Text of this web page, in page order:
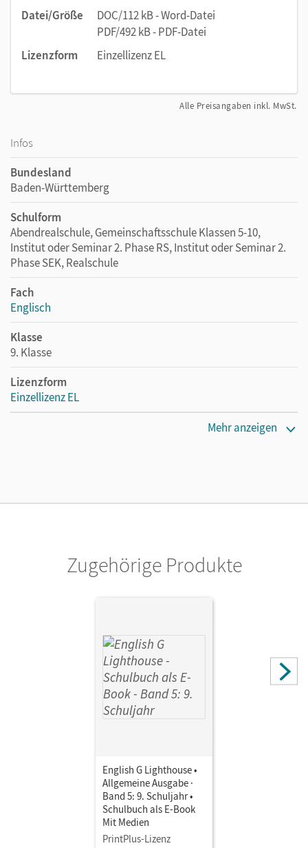
Datei/Größe
DOC/112 kB - Word-Datei
PDF/492 kB - PDF-Datei
Lizenzform
Einzellizenz EL
Alle Preisangaben inkl. MwSt.
Infos
Bundesland
Baden-Württemberg
Schulform
Abendrealschule, Gemeinschaftsschule Klassen 5-10,
Institut oder Seminar 2. Phase RS, Institut oder Seminar 2.
Phase SEK, Realschule
Fach
Englisch
Klasse
9. Klasse
Lizenzform
Einzellizenz EL
Mehr anzeigen
Zugehörige Produkte
English G Lighthouse •
Allgemeine Ausgabe ·
Band 5: 9. Schuljahr •
Schulbuch als E-Book
Mit Medien
PrintPlus-Lizenz